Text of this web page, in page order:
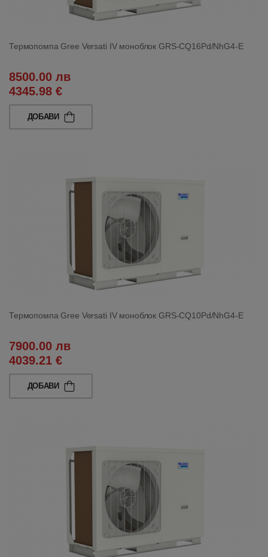
Термопомпа Gree Versati IV моноблок GRS-CQ16Pd/NhG4-E
8500.00 лв
4345.98 €
ДОБАВИ
Термопомпа Gree Versati IV моноблок GRS-CQ10Pd/NhG4-E
7900.00 лв
4039.21 €
ДОБАВИ